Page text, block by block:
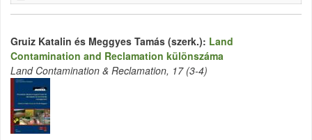
Gruiz Katalin és Meggyes Tamás (szerk.): Land
Contamination and Reclamation különszáma
Land Contamination & Reclamation, 17 (3-4)